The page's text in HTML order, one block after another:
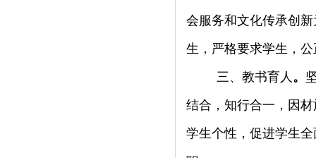
会服务和文化传承创
生，严格要求学生，
三、教书育人 。
结合，知行合一，因
学生个性，促进学生